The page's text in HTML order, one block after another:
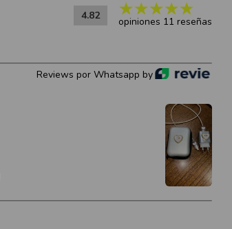
4.82 opiniones 11 reseñas
Reviews por Whatsapp by